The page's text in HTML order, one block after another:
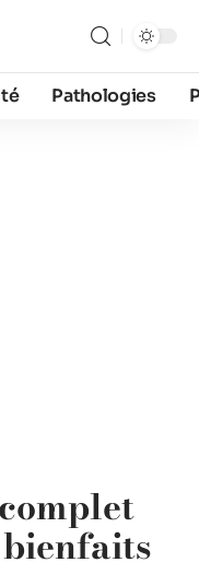
Pathologies
bienfaits